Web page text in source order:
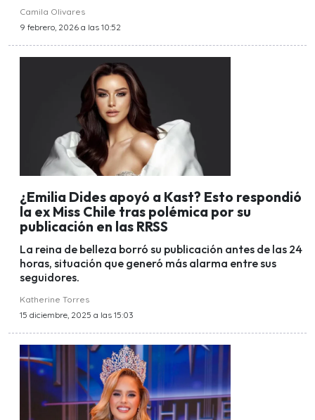
Camila Olivares
9 febrero, 2026 a las 10:52
¿Emilia Dides apoyó a Kast? Esto respondió
la ex Miss Chile tras polémica por su
publicación en las RRSS
La reina de belleza borró su publicación antes de las 24
horas, situación que generó más alarma entre sus
seguidores.
Katherine Torres
15 diciembre, 2025 a las 15:03